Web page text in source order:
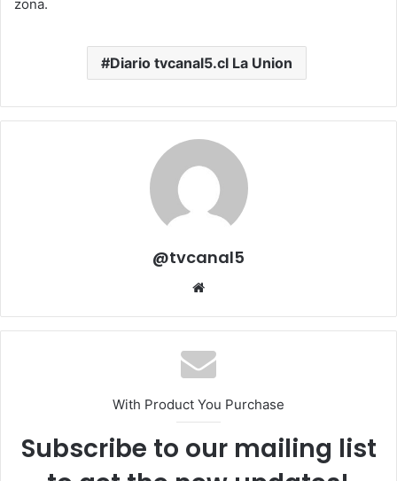
zona.
Diario tvcanal5.cl La Union
@tvcanal5
With Product You Purchase
Subscribe to our mailing list